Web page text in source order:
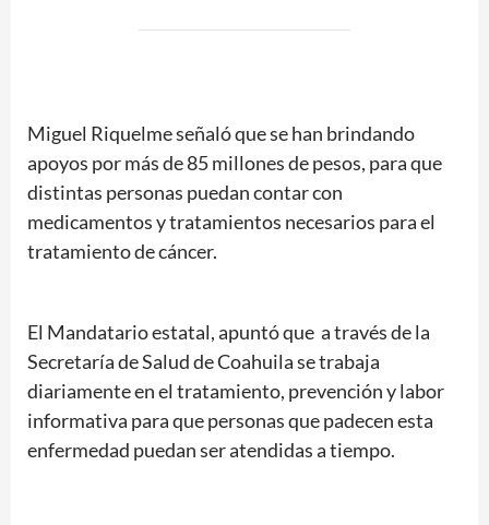
Miguel Riquelme señaló que se han brindando
apoyos por más de 85 millones de pesos, para que
distintas personas puedan contar con
medicamentos y tratamientos necesarios para el
tratamiento de cáncer.
El Mandatario estatal, apuntó que a través de la
Secretaría de Salud de Coahuila se trabaja
diariamente en el tratamiento, prevención y labor
informativa para que personas que padecen esta
enfermedad puedan ser atendidas a tiempo.